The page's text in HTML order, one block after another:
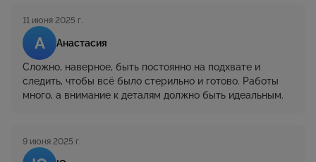
А Анастасия
11 июня 2025 г.
Сложно, наверное, быть постоянно на подхвате и
следить, чтобы всё было стерильно и готово. Работы
много, а внимание к деталям должно быть идеальным.
9 июня 2025 г.